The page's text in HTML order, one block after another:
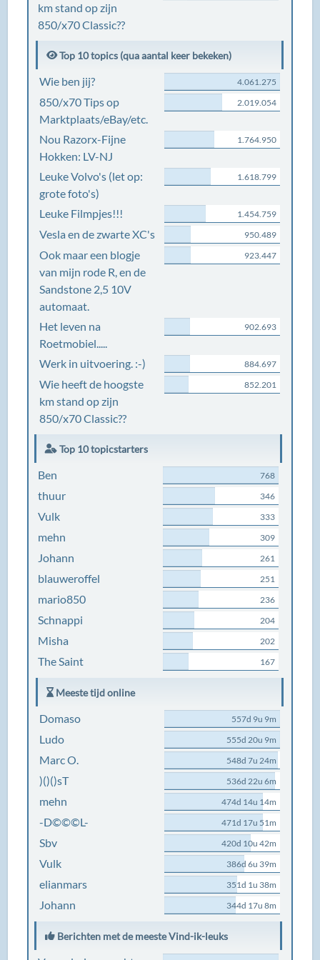
km stand op zijn
850/x70 Classic??
Top 10 topics (qua aantal keer bekeken)
Wie ben jij? 4.061.275
850/x70 Tips op
Marktplaats/eBay/etc.
2.019.054
Nou Razorx-Fijne
Hokken: LV-NJ
1.764.950
Leuke Volvo's (let op:
grote foto's)
1.618.799
Leuke Filmpjes!!! 1.454.759
Vesla en de zwarte XC's 950.489
Ook maar een blogje
van mijn rode R, en de
Sandstone 2,5 10V
automaat.
923.447
Het leven na
Roetmobiel.....
902.693
Werk in uitvoering. :-) 884.697
Wie heeft de hoogste
km stand op zijn
850/x70 Classic??
852.201
Top 10 topicstarters
Ben 768
thuur 346
Vulk 333
mehn 309
Johann 261
blauweroffel 251
mario850 236
Schnappi 204
Misha 202
The Saint 167
Meeste tijd online
Domaso 557d 9u 9m
Ludo 555d 20u 9m
Marc O. 548d 7u 24m
)()()sT 536d 22u 6m
mehn 474d 14u 14m
-D©©©L- 471d 17u 51m
Sbv 420d 10u 42m
Vulk 386d 6u 39m
elianmars 351d 1u 38m
Johann 344d 17u 8m
Berichten met de meeste Vind-ik-leuks